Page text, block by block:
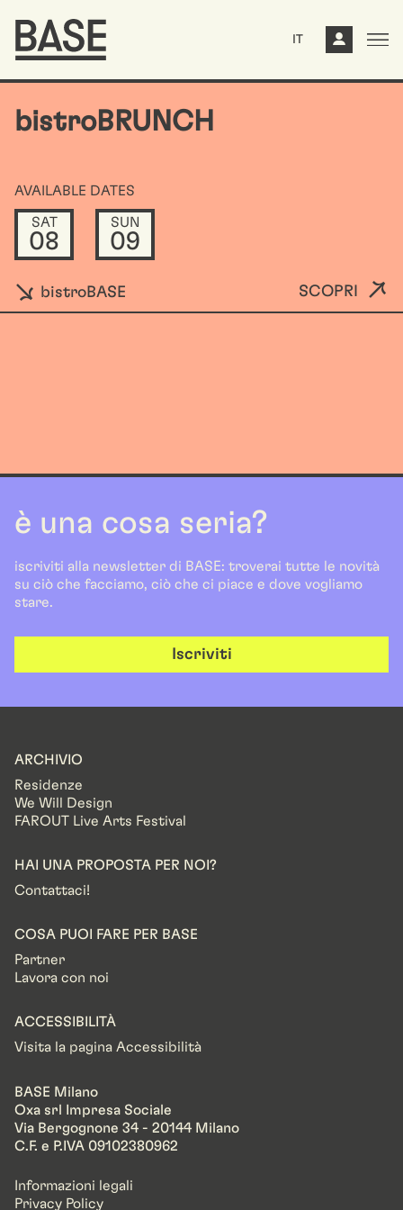
IT
bistroBRUNCH
AVAILABLE DATES
SAT
08
SUN
09
bistroBASE SCOPRI
è una cosa seria?
iscriviti alla newsletter di BASE: troverai tutte le novità
su ciò che facciamo, ciò che ci piace e dove vogliamo
stare.
Iscriviti
ARCHIVIO
Residenze
We Will Design
FAROUT Live Arts Festival
HAI UNA PROPOSTA PER NOI?
Contattaci!
COSA PUOI FARE PER BASE
Partner
Lavora con noi
ACCESSIBILITÀ
Visita la pagina Accessibilità
BASE Milano
Oxa srl Impresa Sociale
Via Bergognone 34 - 20144 Milano
C.F. e P.IVA 09102380962
Informazioni legali
Privacy Policy